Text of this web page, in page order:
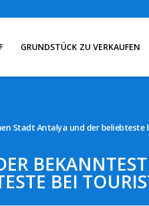
GRUNDSTÜCK ZU VERKAUFEN
Stadt Antalya und der beliebteste
BEI